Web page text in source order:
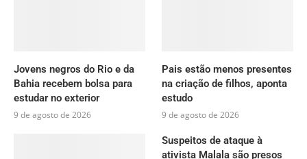
Jovens negros do Rio e da
Bahia recebem bolsa para
estudar no exterior
9 de agosto de 2026
Pais estão menos presentes
na criação de filhos, aponta
estudo
9 de agosto de 2026
Suspeitos de ataque à
ativista Malala são presos